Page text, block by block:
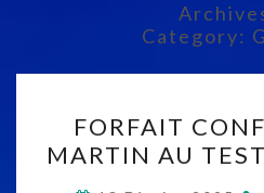
Category:
O
R
FORFAIT
MARTIN AU